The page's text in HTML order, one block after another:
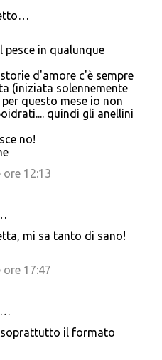
pesce in qualunque
d'amore c'è sempre
(iniziata solennemente
questo mese io non
quindi gli anellini
no!
12:13
mi sa tanto di sano!
17:47
soprattutto il formato